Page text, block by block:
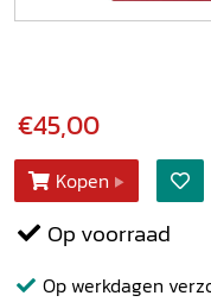
€45,00
Kopen
Op voorraad
Op werkdagen